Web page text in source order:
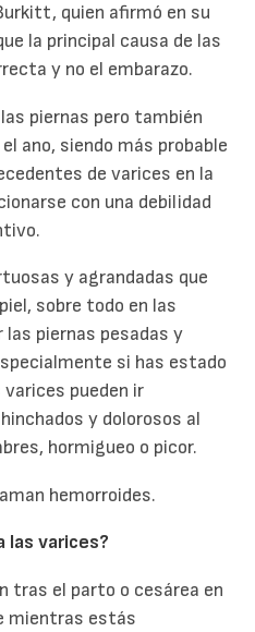
quien afirmó en su
la principal causa de las
y no el embarazo.
piernas pero también
ano, siendo más probable
de varices en la
con una debilidad
y agrandadas que
sobre todo en las
piernas pesadas y
si has estado
pueden ir
y dolorosos al
hormigueo o picor.
hemorroides.
las varices?
tras el parto o cesárea en
mientras estás